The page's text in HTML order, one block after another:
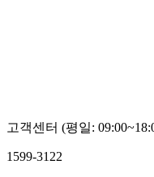
고객센터 (평일:
1599-3122